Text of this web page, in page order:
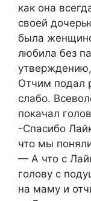
как она
своей
была
любила без
Отчим подал
слабо.
покачал
-Спасибо
что мы
— А что с
голову с
на маму и